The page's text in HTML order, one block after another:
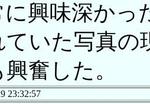
に興味深かっ
ていた写真の
奮した。
23:32:57